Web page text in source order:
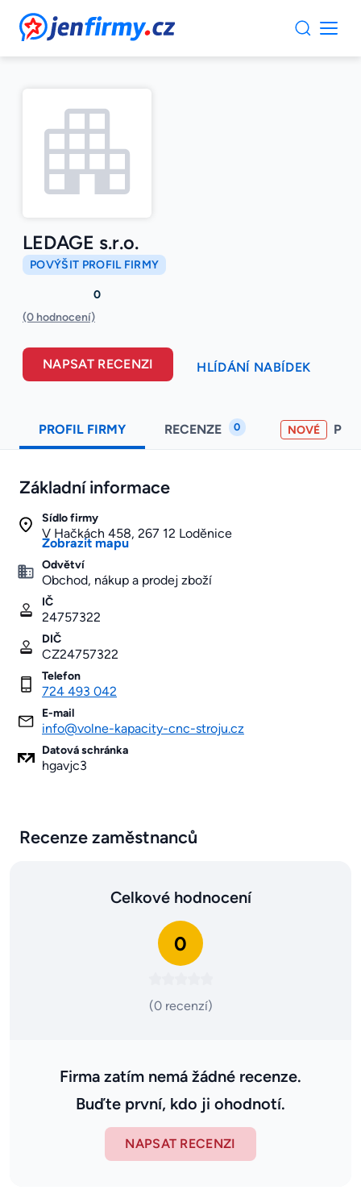
JenFirmy.cz
LEDAGE s.r.o.
POVÝŠIT PROFIL FIRMY
0
(0 hodnocení)
NAPSAT RECENZI HLÍDÁNÍ NABÍDEK
PROFIL FIRMY RECENZE 0 NOVÉ
Základní informace
Sídlo firmy
V Hačkách 458, 267 12 Loděnice
Zobrazit mapu
Odvětví
Obchod, nákup a prodej zboží
IČ
24757322
DIČ
CZ24757322
Telefon
724 493 042
E-mail
info@volne-kapacity-cnc-stroju.cz
Datová schránka
hgavjc3
Recenze zaměstnanců
Celkové hodnocení
0
(0 recenzí)
Firma zatím nemá žádné recenze.
Buďte první, kdo ji ohodnotí.
NAPSAT RECENZI